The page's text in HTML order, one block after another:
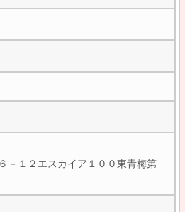
－１２エスカイア１００東青梅第